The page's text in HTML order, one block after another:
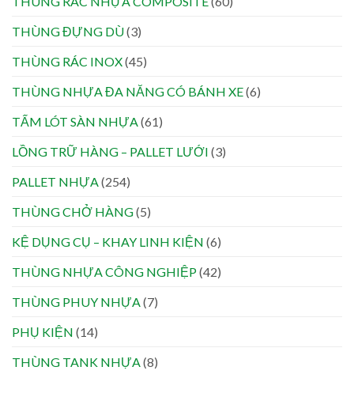
THÙNG ĐỰNG DÙ(3)
THÙNG RÁC INOX(45)
THÙNG NHỰA ĐA NĂNG CÓ BÁNH XE(6)
TẤM LÓT SÀN NHỰA(61)
LỒNG TRỮ HÀNG – PALLET LƯỚI (3)
PALLET NHỰA(254)
THÙNG CHỞ HÀNG(5)
KỆ DỤNG CỤ – KHAY LINH KIỆN (6)
THÙNG NHỰA CÔNG NGHIỆP(42)
THÙNG PHUY NHỰA(7)
PHỤ KIỆN (14)
THÙNG TANK NHỰA(8)